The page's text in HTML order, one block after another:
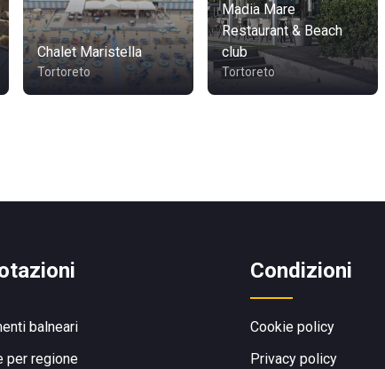
Chalet Maristella
Tortoreto
Madia Mare
Restaurant & Beach
club
Tortoreto
balneari
per regione
Condizioni
Cookie policy
Privacy policy